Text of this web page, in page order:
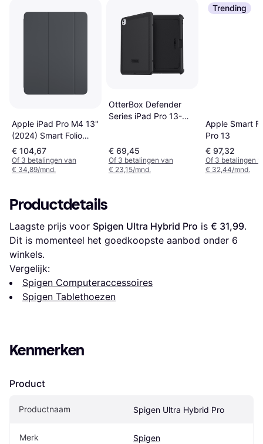
Apple iPad Pro M4 13"
(2024) Smart Folio
cover
€ 104,67
Of 3 betalingen van
€ 34,89/mnd.
OtterBox Defender
Series iPad Pro 13-
€ 69,45
Of 3 betalingen van
€ 23,15/mnd.
Trending
Apple Smart
Pro 13
€ 97,32
Of 3 betalingen
€ 32,44/mnd.
Productdetails
Laagste prijs voor Spigen Ultra Hybrid Pro is € 31,99.
Dit is momenteel het goedkoopste aanbod onder 6
winkels.
Vergelijk:
Spigen Computeraccessoires
Spigen Tablethoezen
Kenmerken
Product
Productnaam Spigen Ultra Hybrid Pro
Merk Spigen